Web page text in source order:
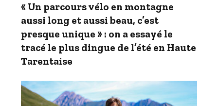
« Un parcours vélo en montagne
aussi long et aussi beau, c’est
presque unique » : on a essayé le
tracé le plus dingue de l’été en Haute
Tarentaise